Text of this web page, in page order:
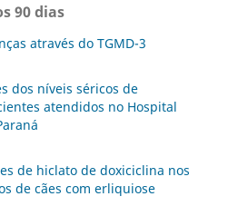
90 dias
através do TGMD-3
dos níveis séricos de
atendidos no Hospital
de hiclato de doxiciclina nos
de cães com erliquiose